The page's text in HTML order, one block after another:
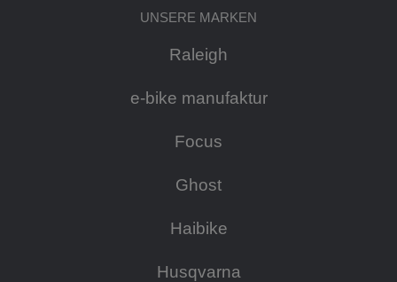
UNSERE MARKEN
Raleigh
e-bike manufaktur
Focus
Ghost
Haibike
Husqvarna